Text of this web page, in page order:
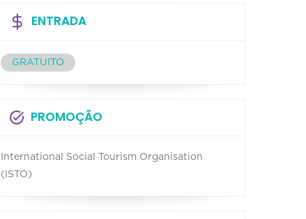
ENTRADA
GRATUITO
PROMOÇÃO
International Social Tourism Organisation
(ISTO)